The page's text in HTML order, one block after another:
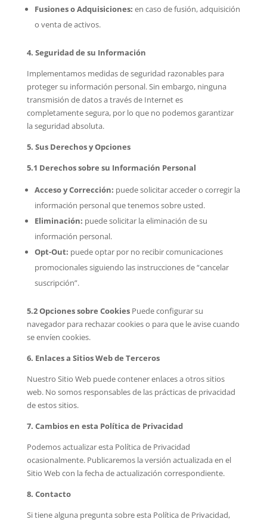
Fusiones o Adquisiciones: en caso de fusión, adquisición
o venta de activos.
4. Seguridad de su Información
Implementamos medidas de seguridad razonables para
proteger su información personal. Sin embargo, ninguna
transmisión de datos a través de Internet es
completamente segura, por lo que no podemos garantizar
la seguridad absoluta.
5. Sus Derechos y Opciones
5.1 Derechos sobre su Información Personal
Acceso y Corrección: puede solicitar acceder o corregir la
información personal que tenemos sobre usted.
Eliminación: puede solicitar la eliminación de su
información personal.
Opt-Out: puede optar por no recibir comunicaciones
promocionales siguiendo las instrucciones de “cancelar
suscripción”.
5.2 Opciones sobre CookiesPuede configurar su
navegador para rechazar cookies o para que le avise cuando
se envíen cookies.
6. Enlaces a Sitios Web de Terceros
Nuestro Sitio Web puede contener enlaces a otros sitios
web. No somos responsables de las prácticas de privacidad
de estos sitios.
7. Cambios en esta Política de Privacidad
Podemos actualizar esta Política de Privacidad
ocasionalmente. Publicaremos la versión actualizada en el
Sitio Web con la fecha de actualización correspondiente.
8. Contacto
Si tiene alguna pregunta sobre esta Política de Privacidad,